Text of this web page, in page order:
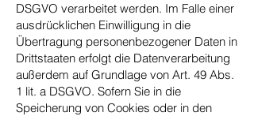
DSGVO verarbeitet werden. Im Falle einer
ausdrücklichen Einwilligung in die
Übertragung personenbezogener Daten in
Drittstaaten erfolgt die Datenverarbeitung
außerdem auf Grundlage von Art. 49 Abs.
1 lit. a DSGVO. Sofern Sie in die
Speicherung von Cookies oder in den